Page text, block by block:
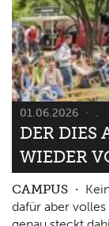
01.06.2026 .
DER DIES
WIEDER
CAMPUS
dafür aber